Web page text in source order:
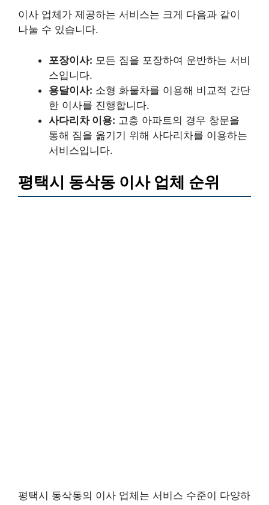
이사 업체가 제공하는 서비스는 크게 다음과 같이
나눌 수 있습니다.
포장이사: 모든 짐을 포장하여 운반하는 서비
스입니다.
용달이사: 소형 화물차를 이용해 비교적 간단
한 이사를 진행합니다.
사다리차 이용: 고층 아파트의 경우 창문을
통해 짐을 옮기기 위해 사다리차를 이용하는
서비스입니다.
평택시 동삭동 이사 업체 순위
평택시 동삭동의 이사 업체는 서비스 수준이 다양하